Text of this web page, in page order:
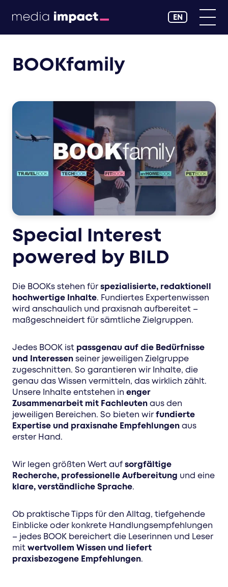
EN
BOOKfamily
Special Interest
powered by BILD
Die BOOKs stehen für spezialisierte, redaktionell
hochwertige Inhalte. Fundiertes Expertenwissen
wird anschaulich und praxisnah aufbereitet –
maßgeschneidert für sämtliche Zielgruppen.
Jedes BOOK ist passgenau auf die Bedürfnisse
und Interessen seiner jeweiligen Zielgruppe
zugeschnitten. So garantieren wir Inhalte, die
genau das Wissen vermitteln, das wirklich zählt.
Unsere Inhalte entstehen in enger
Zusammenarbeit mit Fachleuten aus den
jeweiligen Bereichen. So bieten wir fundierte
Expertise und praxisnahe Empfehlungen aus
erster Hand.
Wir legen größten Wert auf sorgfältige
Recherche, professionelle Aufbereitung und eine
klare, verständliche Sprache.
Ob praktische Tipps für den Alltag, tiefgehende
Einblicke oder konkrete Handlungsempfehlungen
– jedes BOOK bereichert die Leserinnen und Leser
mit wertvollem Wissen und liefert
praxisbezogene Empfehlungen.